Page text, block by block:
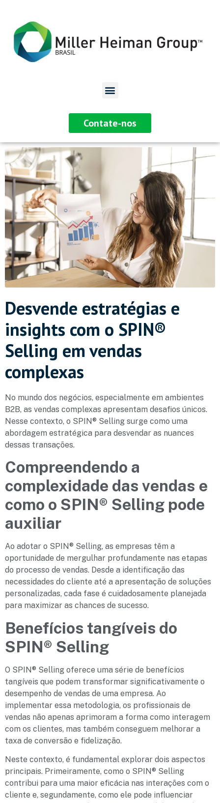
Contate-nos
Desvende estratégias e
insights com o SPIN®
Selling em vendas
complexas
No mundo dos negócios, especialmente em ambientes
B2B, as vendas complexas apresentam desafios únicos.
Nesse contexto, o SPIN® Selling surge como uma
abordagem estratégica para desvendar as nuances
dessas transações.
Compreendendo a
complexidade das vendas e
como o SPIN® Selling pode
auxiliar
Ao adotar o SPIN® Selling, as empresas têm a
oportunidade de mergulhar profundamente nas etapas
do processo de vendas. Desde a identificação das
necessidades do cliente até a apresentação de soluções
personalizadas, cada fase é cuidadosamente planejada
para maximizar as chances de sucesso.
Benefícios tangíveis do
SPIN® Selling
O SPIN® Selling oferece uma série de benefícios
tangíveis que podem transformar significativamente o
desempenho de vendas de uma empresa. Ao
implementar essa metodologia, os profissionais de
vendas não apenas aprimoram a forma como interagem
com os clientes, mas também conseguem melhorar a
taxa de conversão e fidelização.
Neste contexto, é fundamental explorar dois aspectos
principais. Primeiramente, como o SPIN® Selling
contribui para uma maior eficácia nas interações com o
cliente e, segundamente, como ele pode influenciar